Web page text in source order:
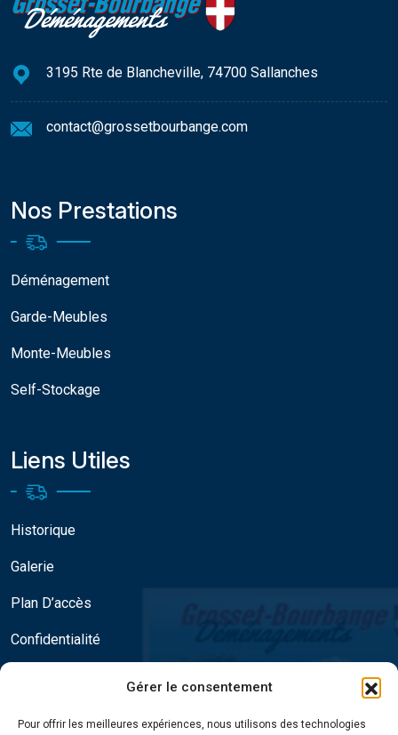
Gérer le consentement
Pour offrir les meilleures expériences, nous utilisons des technologies
3195 Rte de Blancheville, 74700 Sallanches
contact@grossetbourbange.com
Nos Prestations
Déménagement
Garde-Meubles
Monte-Meubles
Self-Stockage
Liens Utiles
Historique
Galerie
Plan D’accès
Confidentialité